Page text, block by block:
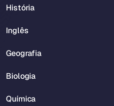
História
Inglês
Geografia
Biologia
Química